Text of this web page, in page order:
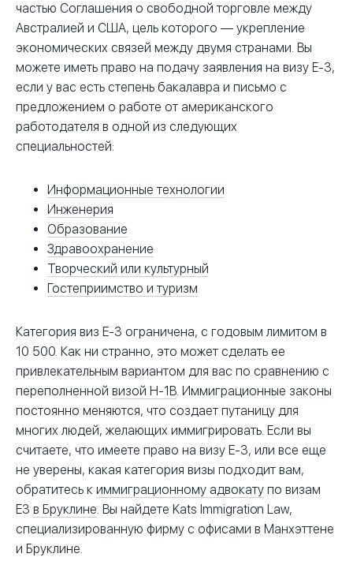
частью Соглашения о свободной торговле между
Австралией и США, цель которого — укрепление
экономических связей между двумя странами. Вы
можете иметь право на подачу заявления на визу E-3,
если у вас есть степень бакалавра и письмо с
предложением о работе от американского
работодателя в одной из следующих
специальностей:
Информационные технологии
Инженерия
Образование
Здравоохранение
Творческий или культурный
Гостеприимство и туризм
Категория виз E-3 ограничена, с годовым лимитом в
10 500. Как ни странно, это может сделать ее
привлекательным вариантом для вас по сравнению с
переполненной визой H-1B. Иммиграционные законы
постоянно меняются, что создает путаницу для
многих людей, желающих иммигрировать. Если вы
считаете, что имеете право на визу E-3, или все еще
не уверены, какая категория визы подходит вам,
обратитесь к иммиграционному адвокату по визам
E3 в Бруклине. Вы найдете Kats Immigration Law,
специализированную фирму с офисами в Манхэттене
и Бруклине.